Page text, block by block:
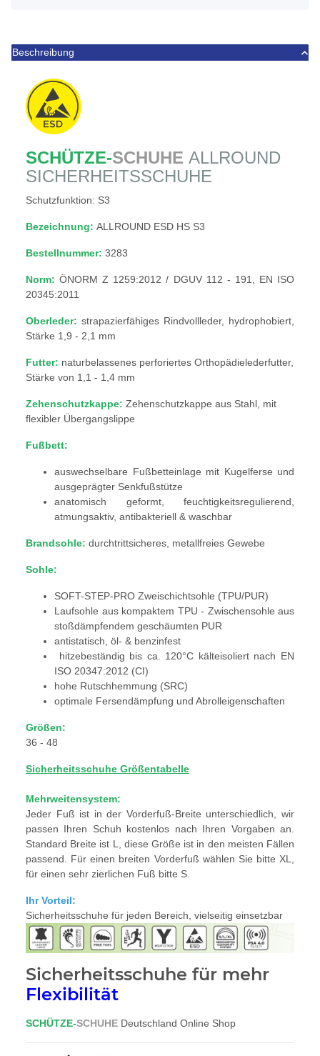
Beschreibung
SCHÜTZE-SCHUHE ALLROUND
SICHERHEITSSCHUHE
Schutzfunktion: S3
Bezeichnung: ALLROUND ESD HS S3
Bestellnummer: 3283
Norm:ÖNORM Z 1259:2012 / DGUV 112 - 191, EN ISO
20345:2011
Oberleder: strapazierfähiges Rindvollleder, hydrophobiert,
Stärke 1,9 - 2,1 mm
Futter: naturbelassenes perforiertes Orthopädielederfutter,
Stärke von 1,1 - 1,4 mm
Zehenschutzkappe: Zehenschutzkappe aus Stahl, mit
flexibler Übergangslippe
Fußbett:
auswechselbare Fußbetteinlage mit Kugelferse und
ausgeprägter Senkfußstütze
anatomisch geformt, feuchtigkeitsregulierend,
atmungsaktiv, antibakteriell & waschbar
Brandsohle: durchtrittsicheres, metallfreies Gewebe
Sohle:
SOFT-STEP-PRO Zweischichtsohle (TPU/PUR)
Laufsohle aus kompaktem TPU - Zwischensohle aus
stoßdämpfendem geschäumten PUR
antistatisch, öl- & benzinfest
hitzebeständig bis ca. 120°C kälteisoliert nach EN
ISO 20347:2012 (CI)
hohe Rutschhemmung (SRC)
optimale Fersendämpfung und Abrolleigenschaften
Größen:
36 - 48
Sicherheitsschuhe Größentabelle
Mehrweitensystem:
Jeder Fuß ist in der Vorderfuß-Breite unterschiedlich, wir
passen Ihren Schuh kostenlos nach Ihren Vorgaben an.
Standard Breite ist L, diese Größe ist in den meisten Fällen
passend. Für einen breiten Vorderfuß wählen Sie bitte XL,
für einen sehr zierlichen Fuß bitte S.
Ihr Vorteil:
Sicherheitsschuhe für jeden Bereich, vielseitig einsetzbar
Sicherheitsschuhe für mehr
Flexibilität
SCHÜTZE-SCHUHE Deutschland Online Shop